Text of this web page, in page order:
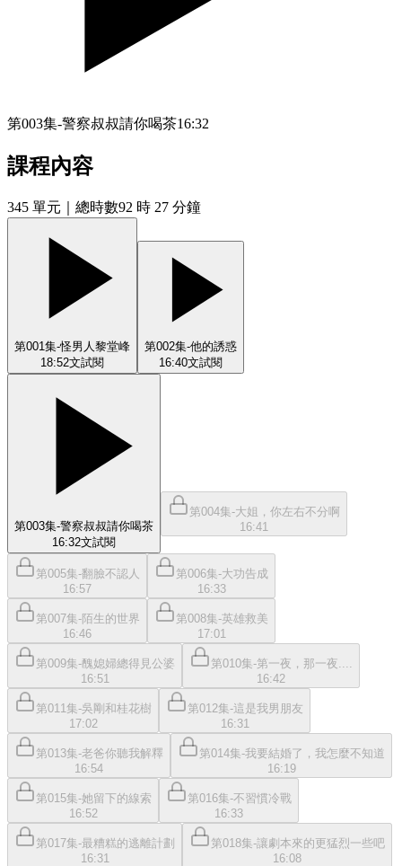
第003集-警察叔叔請你喝茶16:32
課程內容
345 單元 ｜總時數92 時 27 分鐘
第001集-怪男人黎堂峰
18:52文試閱
第002集-他的誘惑
16:40文試閱
第003集-警察叔叔請你喝茶
16:32文試閱
第004集-大姐，你左右不分啊
16:41
第005集-翻臉不認人
16:57
第006集-大功告成
16:33
第007集-陌生的世界
16:46
第008集-英雄救美
17:01
第009集-醜媳婦總得見公婆
16:51
第010集-第一夜，那一夜....
16:42
第011集-吳剛和桂花樹
17:02
第012集-這是我男朋友
16:31
第013集-老爸你聽我解釋
16:54
第014集-我要結婚了，我怎麼不知道
16:19
第015集-她留下的線索
16:52
第016集-不習慣冷戰
16:33
第017集-最糟糕的逃離計劃
16:31
第018集-讓劇本來的更猛烈一些吧
16:08